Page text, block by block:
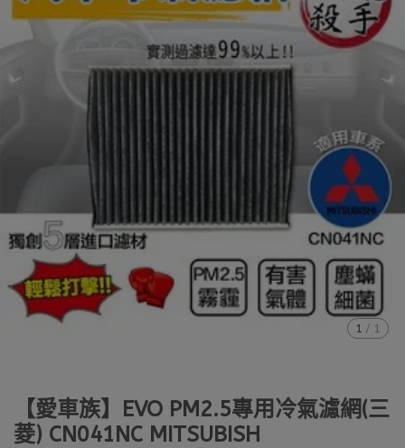
1 / 1
【愛車族】EVO PM2.5專用冷氣濾網(三
菱) CN041NC MITSUBISH